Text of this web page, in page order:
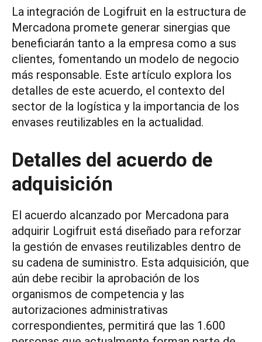
La integración de Logifruit en la estructura de
Mercadona promete generar sinergias que
beneficiarán tanto a la empresa como a sus
clientes, fomentando un modelo de negocio
más responsable. Este artículo explora los
detalles de este acuerdo, el contexto del
sector de la logística y la importancia de los
envases reutilizables en la actualidad.
Detalles del acuerdo de
adquisición
El acuerdo alcanzado por Mercadona para
adquirir Logifruit está diseñado para reforzar
la gestión de envases reutilizables dentro de
su cadena de suministro. Esta adquisición, que
aún debe recibir la aprobación de los
organismos de competencia y las
autorizaciones administrativas
correspondientes, permitirá que las 1.600